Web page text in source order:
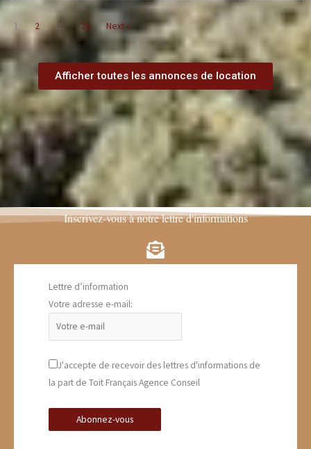
1 2 … 28 Next »
Afficher toutes les annonces de location
Inscrivez-vous à notre lettre d'informations
Lettre d’information
Votre adresse e-mail:
J'accepte de recevoir des lettres d'informations de
la part de Toit Français Agence Conseil